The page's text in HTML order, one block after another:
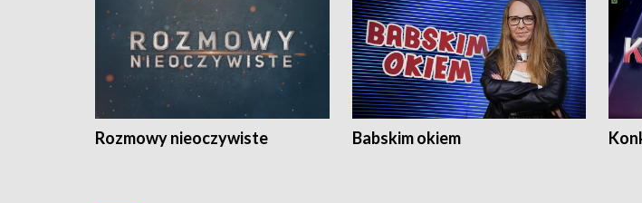
Rozmowy nieoczywiste Babskim okiem